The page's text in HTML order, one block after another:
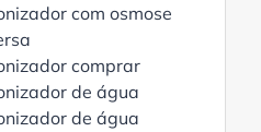
com osmose
comprar
de água
de água